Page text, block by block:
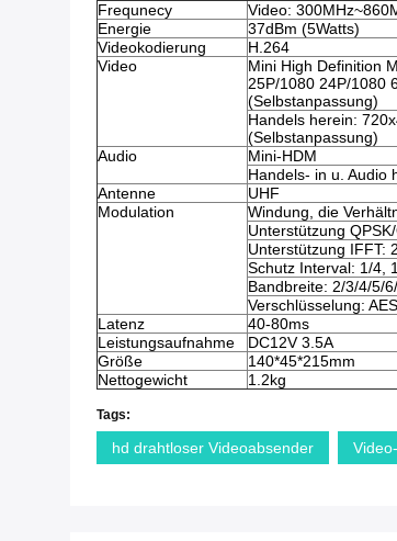
Frequnecy
Video:
Energie
37dBm (5Watts)
Videokodierung
H.264
Video
Mini High Definition
25P/1080 24P/1080
(Selbstanpassung)
Handels herein:
(Selbstanpassung)
Audio
Mini-HDM
Handels- in u. Audio
Antenne
UHF
Modulation
Windung, die
Unterstützung
Unterstützung IFFT:
Schutz Interval: 1/4,
Bandbreite: 2/3/4/5/
Verschlüsselung:
Latenz
40-80ms
Leistungsaufnahme
DC12V 3.5A
Größe
140*45*215mm
Nettogewicht
1.2kg
Tags:
hd drahtloser Videoabsender